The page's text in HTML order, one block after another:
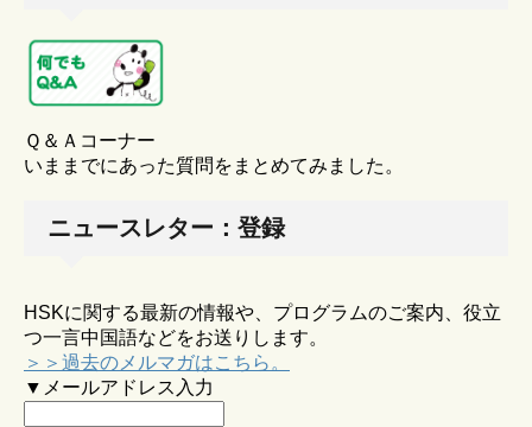
Ｑ＆Ａコーナー
いままでにあった質問をまとめてみました。
ニュースレター：登録
HSKに関する最新の情報や、プログラムのご案内、役立
つ一言中国語などをお送りします。
＞＞過去のメルマガはこちら。
▼メールアドレス入力